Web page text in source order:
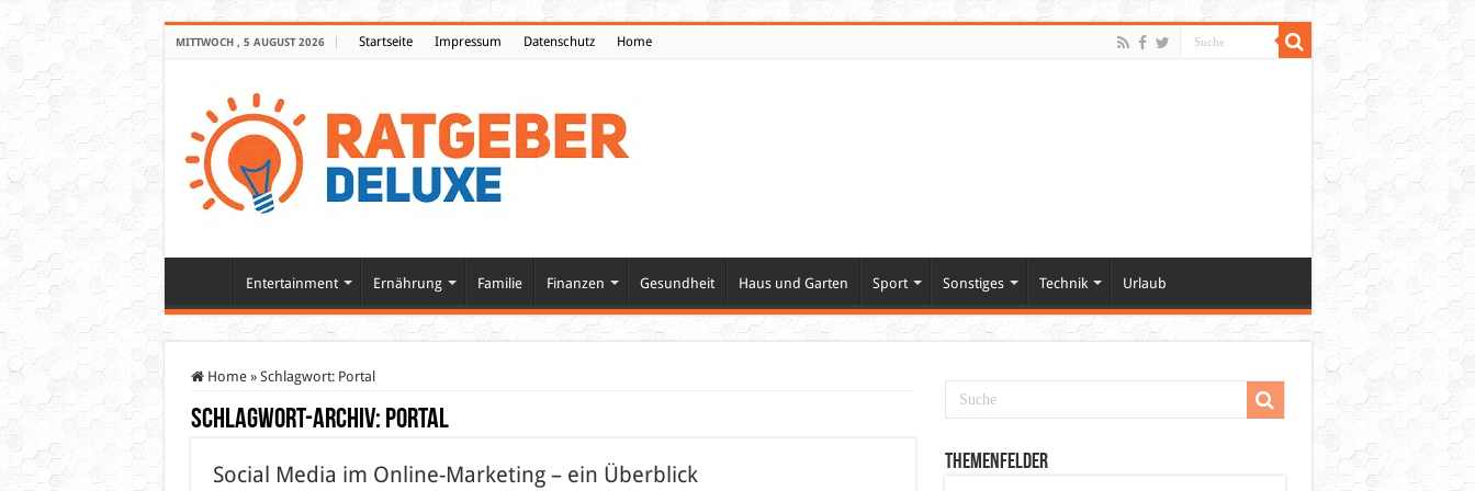
MITTWOCH , 5 AUGUST 2026 Startseite Impressum Datenschutz Home
Entertainment Ernährung Familie Finanzen Gesundheit Haus und Garten Sport Sonstiges Technik Urlaub
Home » Schlagwort: Portal
Schlagwort-Archiv: Portal
Social Media im Online-Marketing – ein Überblick Themenfelder